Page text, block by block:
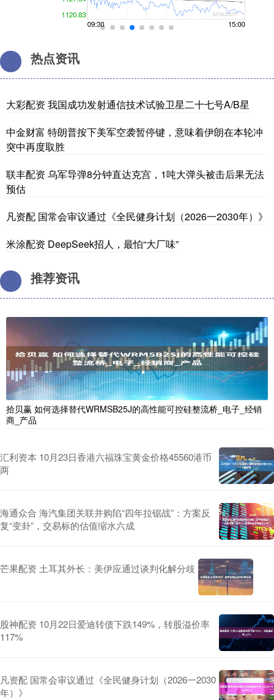
热点资讯
大彩配资 我国成功发射通信技术试验卫星二十七号A/B星
中金财富 特朗普按下美军空袭暂停键，意味着伊朗在本轮冲
突中再度取胜
联丰配资 乌军导弹8分钟直达克宫，1吨大弹头被击后果无法
预估
凡资配 国常会审议通过《全民健身计划（2026一2030年）》
米涂配资 DeepSeek招人，最怕“大厂味”
推荐资讯
拾贝赢 如何选择替代WRMSB25J的高性能可控硅整流桥_电子_经销
商_产品
汇利资本 10月23日香港六福珠宝黄金价格45560港币
两
海通众合 海汽集团关联并购陷“四年拉锯战”：方案反
复“变卦”，交易标的估值缩水六成
芒果配资 土耳其外长：美伊应通过谈判化解分歧
股神配资 10月22日爱迪转债下跌149%，转股溢价率
117%
凡资配 国常会审议通过《全民健身计划（2026一2030
年）》